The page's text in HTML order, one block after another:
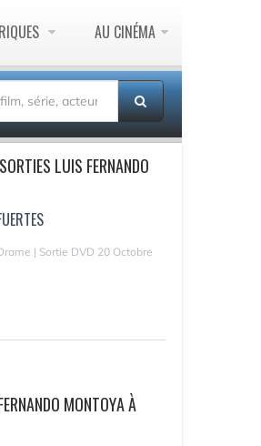
AU CINÉMA
LUIS FERNANDO
| Sortie DVD 20 Octobre
MONTOYA À